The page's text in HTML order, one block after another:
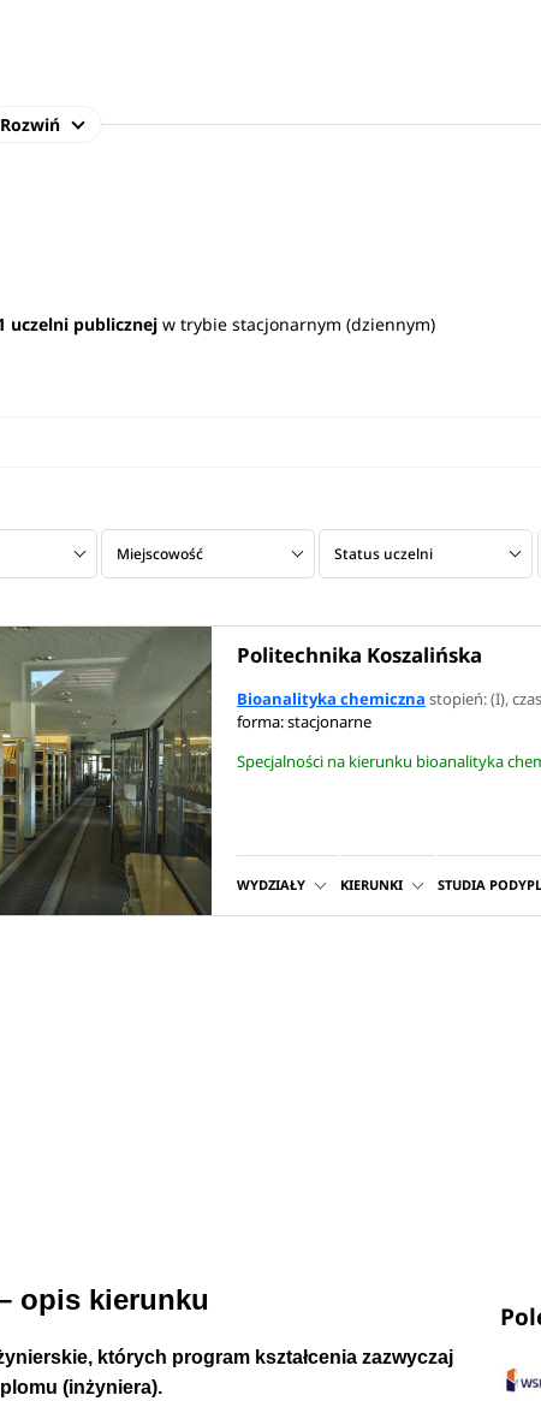
przemysłowych, firmach zajmujących się
Rozwiń
uczelni publicznej w trybie stacjonarnym (dziennym)
Miejscowość Status uczelni
Politechnika Koszalińska
Bioanalityka chemiczna stopień: (I),
forma: stacjonarne
Specjalności na kierunku bioanalityka
WYDZIAŁY KIERUNKI STUDIA
opis kierunku
których program kształcenia zazwyczaj
(inżyniera).